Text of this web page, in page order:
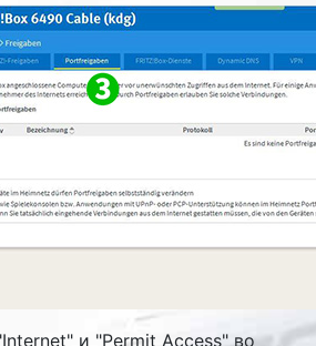
Internet" и "Permit Access" во